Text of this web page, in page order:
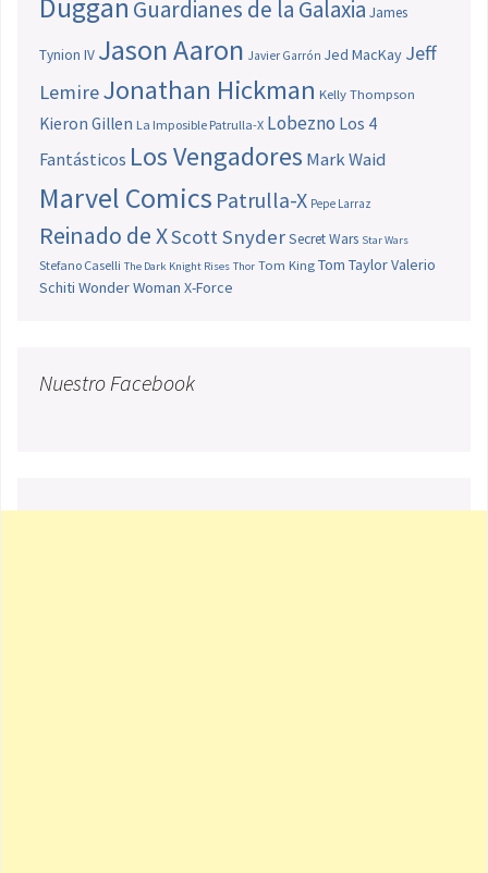
Duggan Guardianes de la Galaxia James
Tynion IV Jason Aaron Javier Garrón Jed MacKay Jeff
LemireJonathan Hickman Kelly Thompson
Kieron Gillen La Imposible Patrulla-X Lobezno Los 4
Fantásticos Los Vengadores Mark Waid
Marvel Comics Patrulla-X Pepe Larraz
Reinado de XScott SnyderSecret Wars Star Wars
Stefano Caselli The Dark Knight Rises Thor Tom King Tom TaylorValerio
Schiti Wonder Woman X-Force
Nuestro Facebook